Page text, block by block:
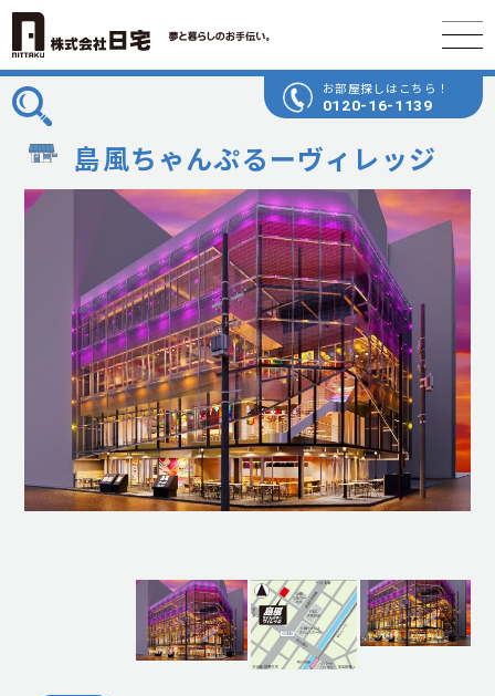
お部屋探しはこちら！
0120-16-1139
島風ちゃんぷるーヴィレッジ